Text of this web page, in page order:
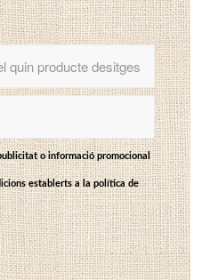
o informació promocional
establerts ala política de